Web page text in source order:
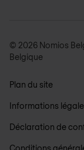
© 2026 Nomios
Belgique
Plan du site
Informations
Déclaration de